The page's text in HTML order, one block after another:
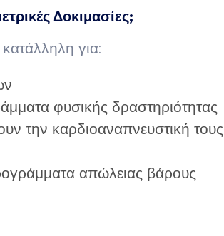
Δοκιμασίες;
για:
φυσικής δραστηριότητας
την καρδιοαναπνευστική τους
απώλειας βάρους